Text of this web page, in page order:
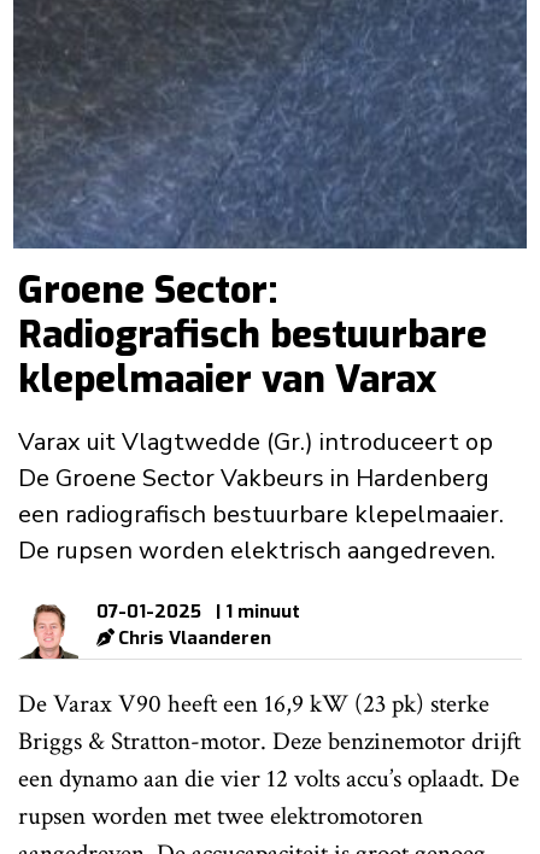
Groene Sector:
Radiografisch bestuurbare
klepelmaaier van Varax
Varax uit Vlagtwedde (Gr.) introduceert op
De Groene Sector Vakbeurs in Hardenberg
een radiografisch bestuurbare klepelmaaier.
De rupsen worden elektrisch aangedreven.
07-01-2025
| 1 minuut
Chris Vlaanderen
De Varax V90 heeft een 16,9 kW (23 pk) sterke
Briggs & Stratton-motor. Deze benzinemotor drijft
een dynamo aan die vier 12 volts accu’s oplaadt. De
rupsen worden met twee elektromotoren